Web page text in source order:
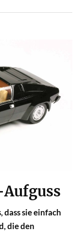
dass sie einfach
die den